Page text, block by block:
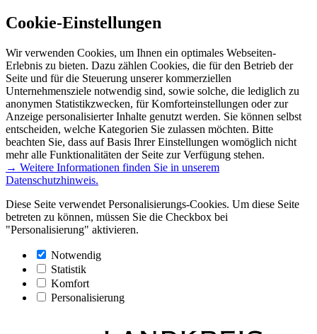
Cookie-Einstellungen
Wir verwenden Cookies, um Ihnen ein optimales Webseiten-
Erlebnis zu bieten. Dazu zählen Cookies, die für den Betrieb der
Seite und für die Steuerung unserer kommerziellen
Unternehmensziele notwendig sind, sowie solche, die lediglich zu
anonymen Statistikzwecken, für Komforteinstellungen oder zur
Anzeige personalisierter Inhalte genutzt werden. Sie können selbst
entscheiden, welche Kategorien Sie zulassen möchten. Bitte
beachten Sie, dass auf Basis Ihrer Einstellungen womöglich nicht
mehr alle Funktionalitäten der Seite zur Verfügung stehen.
→ Weitere Informationen finden Sie in unserem
Datenschutzhinweis.
Diese Seite verwendet Personalisierungs-Cookies. Um diese Seite
betreten zu können, müssen Sie die Checkbox bei
"Personalisierung" aktivieren.
Notwendig
Statistik
Komfort
Personalisierung